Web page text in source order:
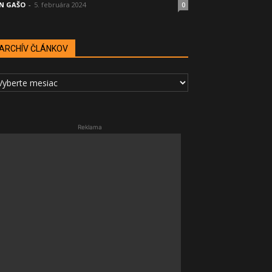
GAŠO - 5. februára 2024 0
ČLÁNKOV
Reklama